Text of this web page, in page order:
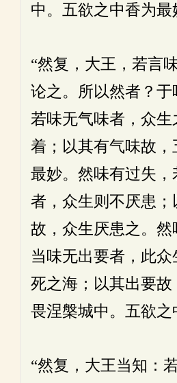
中。五欲之中香为最
“然复，大王，若言
论之。所以然者？于
若味无气味者，众生
着；以其有气味故，
最妙。然味有过失
者，众生则不厌患；
故，众生厌患之。
当味无出要者，此
死之海；以其出要
畏涅槃城中。五欲之
“然复，大王当知：